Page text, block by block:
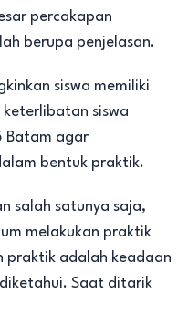
percakapan
berupa penjelasan.
siswa memiliki
siswa
Batam agar
bentuk praktik.
salah satunya saja,
melakukan praktik
praktik adalah keadaan
Saat ditarik